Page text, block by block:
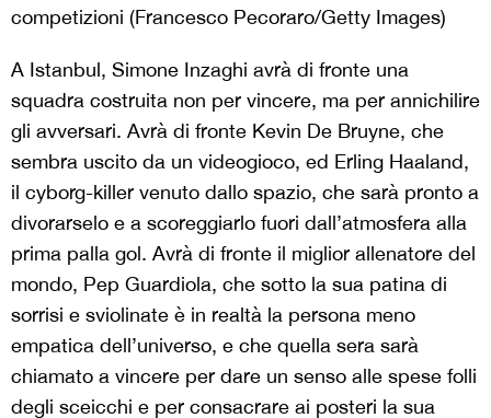
competizioni (Francesco Pecoraro/Getty Images)
A Istanbul, Simone Inzaghi avrà di fronte una
squadra costruita non per vincere, ma per annichilire
gli avversari. Avrà di fronte Kevin De Bruyne, che
sembra uscito da un videogioco, ed Erling Haaland,
il cyborg-killer venuto dallo spazio, che sarà pronto a
divorarselo e a scoreggiarlo fuori dall’atmosfera alla
prima palla gol. Avrà di fronte il miglior allenatore del
mondo, Pep Guardiola, che sotto la sua patina di
sorrisi e sviolinate è in realtà la persona meno
empatica dell’universo, e che quella sera sarà
chiamato a vincere per dare un senso alle spese folli
degli sceicchi e per consacrare ai posteri la sua